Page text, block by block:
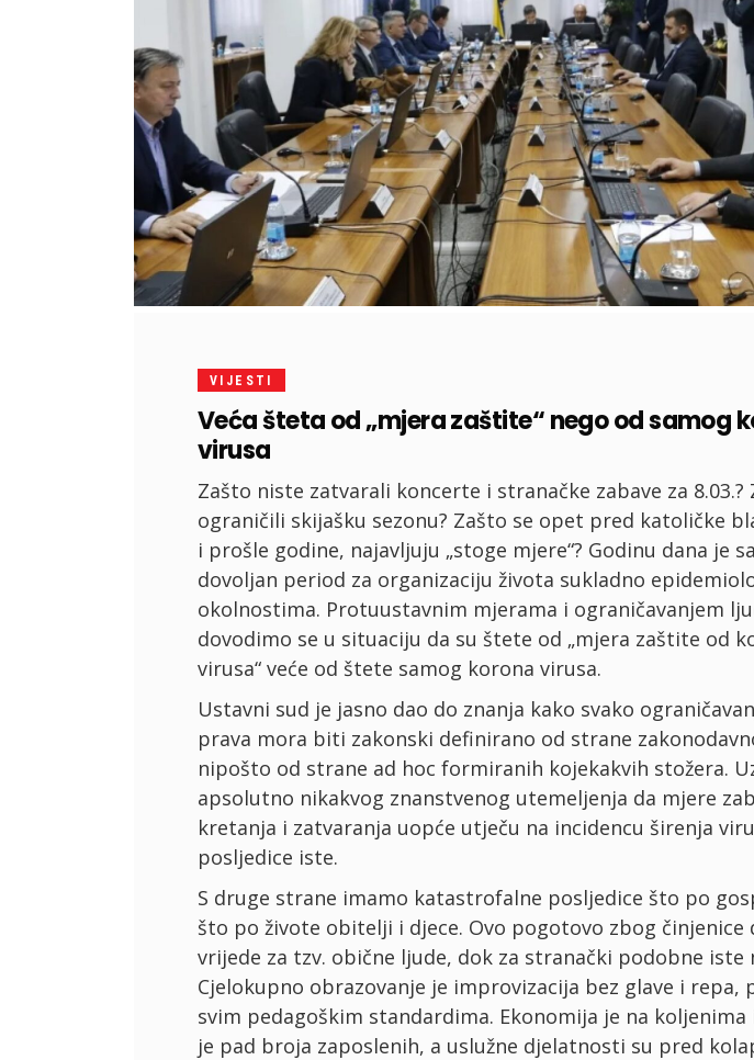
VIJESTI
Veća šteta od „mjera zaštite“ nego od samog
virusa
Zašto niste zatvarali koncerte i stranačke zabave za 8.03.?
ograničili skijašku sezonu? Zašto se opet pred katoličke
i prošle godine, najavljuju „stoge mjere“? Godinu dana je
dovoljan period za organizaciju života sukladno
okolnostima. Protuustavnim mjerama i ograničavanjem
dovodimo se u situaciju da su štete od „mjera zaštite od
virusa“ veće od štete samog korona virusa.
Ustavni sud je jasno dao do znanja kako svako
prava mora biti zakonski definirano od strane
nipošto od strane ad hoc formiranih kojekakvih stožera.
apsolutno nikakvog znanstvenog utemeljenja da mjere
kretanja i zatvaranja uopće utječu na incidencu širenja
posljedice iste.
S druge strane imamo katastrofalne posljedice što po
što po živote obitelji i djece. Ovo pogotovo zbog činjenice
vrijede za tzv. obične ljude, dok za stranački podobne iste
Cjelokupno obrazovanje je improvizacija bez glave i repa,
svim pedagoškim standardima. Ekonomija je na koljenima
je pad broja zaposlenih, a uslužne djelatnosti su pred